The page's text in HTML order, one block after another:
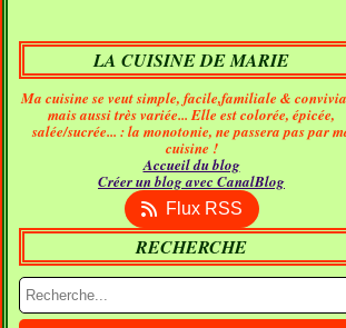
LA CUISINE DE MARIE
Ma cuisine se veut simple, facile,familiale &
mais aussi très variée... Elle est colorée, épicée,
salée/sucrée... : la monotonie, ne passera pas par
cuisine !
Accueil du blog
Créer un blog avec CanalBlog
Flux RSS
RECHERCHE